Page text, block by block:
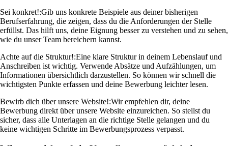
Sei konkret!:Gib uns konkrete Beispiele aus deiner bisherigen
Berufserfahrung, die zeigen, dass du die Anforderungen der Stelle
erfüllst. Das hilft uns, deine Eignung besser zu verstehen und zu sehen,
wie du unser Team bereichern kannst.
Achte auf die Struktur!:Eine klare Struktur in deinem Lebenslauf und
Anschreiben ist wichtig. Verwende Absätze und Aufzählungen, um
Informationen übersichtlich darzustellen. So können wir schnell die
wichtigsten Punkte erfassen und deine Bewerbung leichter lesen.
Bewirb dich über unsere Website!:Wir empfehlen dir, deine
Bewerbung direkt über unsere Website einzureichen. So stellst du
sicher, dass alle Unterlagen an die richtige Stelle gelangen und du
keine wichtigen Schritte im Bewerbungsprozess verpasst.